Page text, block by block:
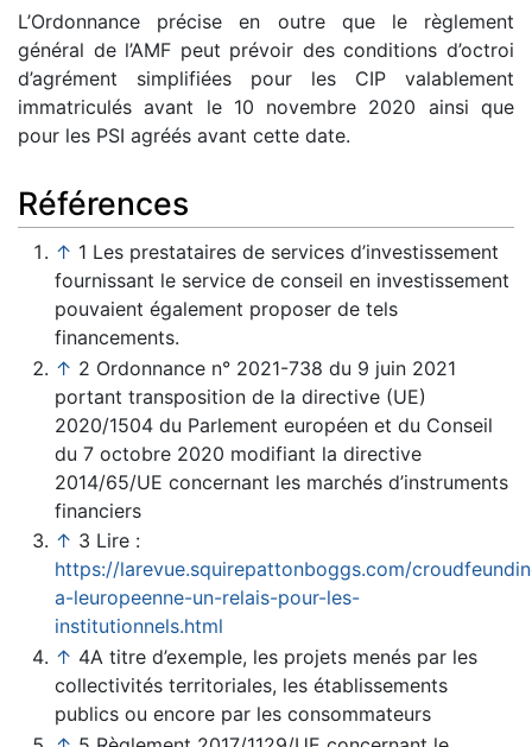
L’Ordonnance précise en outre que le règlement
général de l’AMF peut prévoir des conditions d’octroi
d’agrément simplifiées pour les CIP valablement
immatriculés avant le 10 novembre 2020 ainsi que
pour les PSI agréés avant cette date.
Références
↑ 1 Les prestataires de services d’investissement
fournissant le service de conseil en investissement
pouvaient également proposer de tels
financements.
↑ 2 Ordonnance n° 2021-738 du 9 juin 2021
portant transposition de la directive (UE)
2020/1504 du Parlement européen et du Conseil
du 7 octobre 2020 modifiant la directive
2014/65/UE concernant les marchés d’instruments
financiers
↑ 3 Lire :
https://larevue.squirepattonboggs.com/
a-leuropeenne-un-relais-pour-les-
institutionnels.html
↑ 4A titre d’exemple, les projets menés par les
collectivités territoriales, les établissements
publics ou encore par les consommateurs